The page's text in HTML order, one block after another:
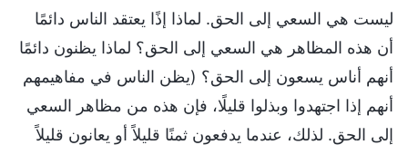
ليست هي السعي إلى الحق. لماذا إذًا يعتقد الناس دائمًا
أن هذه المظاهر هي السعي إلى الحق؟ لماذا يظنون دائمًا
أنهم أناس يسعون إلى الحق؟ (يظن الناس في مفاهيمهم
أنهم إذا اجتهدوا وبذلوا قليلًا، فإن هذه من مظاهر السعي
إلى الحق. لذلك، عندما يدفعون ثمنًا قليلاً أو يعانون قليلاً